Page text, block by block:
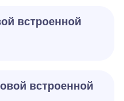
встроенной
встроенной